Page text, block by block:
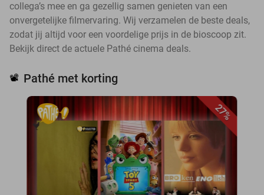
collega’s mee en ga gezellig samen genieten van een
onvergetelijke filmervaring. Wij verzamelen de beste deals,
zodat jij altijd voor een voordelige prijs in de bioscoop zit.
Bekijk direct de actuele Pathé cinema deals.
📽️ Pathé met korting
27%